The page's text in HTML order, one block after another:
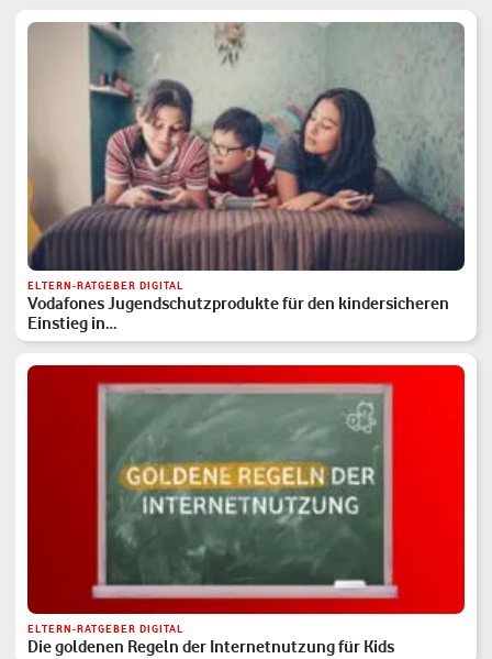
ELTERN-RATGEBER DIGITAL
Vodafones Jugendschutzprodukte für den kindersicheren
Einstieg in…
ELTERN-RATGEBER DIGITAL
Die goldenen Regeln der Internetnutzung für Kids